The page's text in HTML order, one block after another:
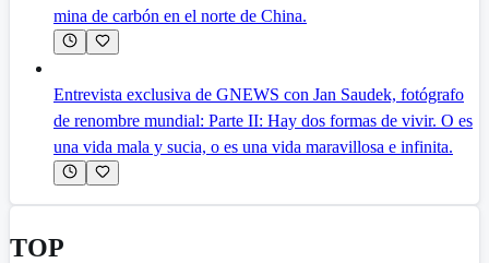
mina de carbón en el norte de China.
Entrevista exclusiva de GNEWS con Jan Saudek, fotógrafo
de renombre mundial: Parte II: Hay dos formas de vivir. O es
una vida mala y sucia, o es una vida maravillosa e infinita.
TOP